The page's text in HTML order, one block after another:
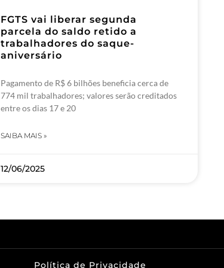
FGTS vai liberar segunda
parcela do saldo retido a
trabalhadores do saque-
aniversário
Pagamento de R$ 6 bilhões beneficia cerca de
774 mil trabalhadores; valores serão creditados
entre os dias 17 e 20
SAIBA MAIS »
12/06/2025
Política de Privacidade